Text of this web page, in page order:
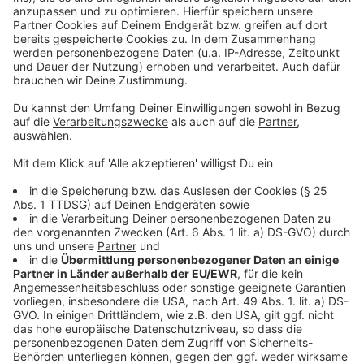
einzubetten. Dieser Service kann
Daten zu Ihren Aktivitäten
sammeln. Bitte lesen Sie die
Details durch und stimmen Sie der
Nutzung des Service zu, um dieses
Video anzusehen.
Akzeptieren
powered byUsercentrics Consent
Management Platform
Der 26-jährige Mark Ambor, der nicht nur ein
ansteckendes Lächeln hat, begeistert seine Fans mit
einer neuen Single, die "Belong Together heißt".
Anzeige
Anzeige